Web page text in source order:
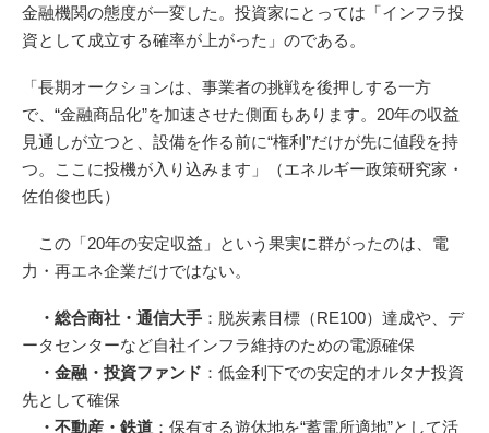
金融機関の態度が一変した。投資家にとっては「インフラ投
資として成立する確率が上がった」のである。
「長期オークションは、事業者の挑戦を後押しする一方
で、“金融商品化”を加速させた側面もあります。20年の収益
見通しが立つと、設備を作る前に“権利”だけが先に値段を持
つ。ここに投機が入り込みます」（エネルギー政策研究家・
佐伯俊也氏）
この「20年の安定収益」という果実に群がったのは、電
力・再エネ企業だけではない。
・総合商社・通信大手 ：脱炭素目標（RE100）達成や、デ
ータセンターなど自社インフラ維持のための電源確保
・金融・投資ファンド ：低金利下での安定的オルタナ投資
先として確保
・不動産・鉄道 ：保有する遊休地を“蓄電所適地”として活